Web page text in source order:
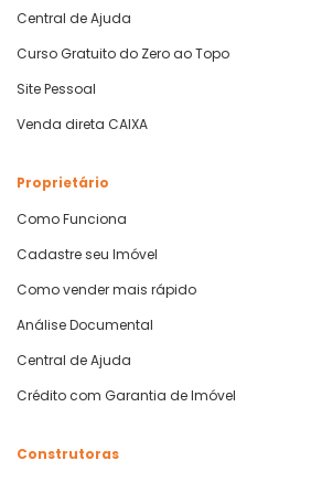
Central de Ajuda
Curso Gratuito do Zero ao Topo
Site Pessoal
Venda direta CAIXA
Proprietário
Como Funciona
Cadastre seu Imóvel
Como vender mais rápido
Análise Documental
Central de Ajuda
Crédito com Garantia de Imóvel
Construtoras